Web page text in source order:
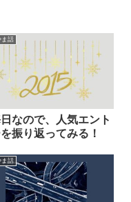
ま話
なので、人気エント
振り返ってみる！
ま話